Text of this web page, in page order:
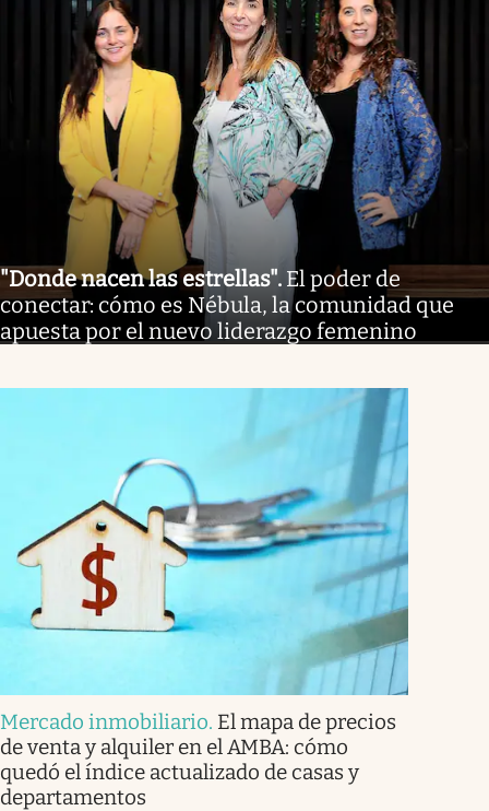
"Donde nacen las estrellas". El poder de
conectar: cómo es Nébula, la comunidad que
apuesta por el nuevo liderazgo femenino
Mercado inmobiliario. El mapa de precios
de venta y alquiler en el AMBA: cómo
quedó el índice actualizado de casas y
departamentos